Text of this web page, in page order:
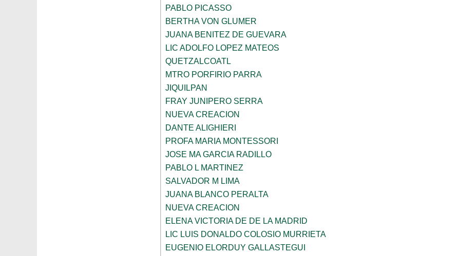
PABLO PICASSO
BERTHA VON GLUMER
JUANA BENITEZ DE GUEVARA
LIC ADOLFO LOPEZ MATEOS
QUETZALCOATL
MTRO PORFIRIO PARRA
JIQUILPAN
FRAY JUNIPERO SERRA
NUEVA CREACION
DANTE ALIGHIERI
PROFA MARIA MONTESSORI
JOSE MA GARCIA RADILLO
PABLO L MARTINEZ
SALVADOR M LIMA
JUANA BLANCO PERALTA
NUEVA CREACION
ELENA VICTORIA DE DE LA MADRID
LIC LUIS DONALDO COLOSIO MURRIETA
EUGENIO ELORDUY GALLASTEGUI